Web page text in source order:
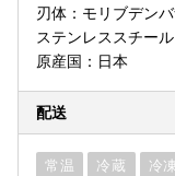
刃体：モリブデン
ステンレススチール
原産国：日本
配送
常温 冷蔵 冷凍